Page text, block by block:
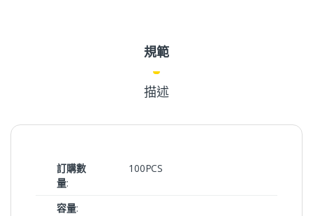
規範
描述
訂購數
量:
100PCS
容量: